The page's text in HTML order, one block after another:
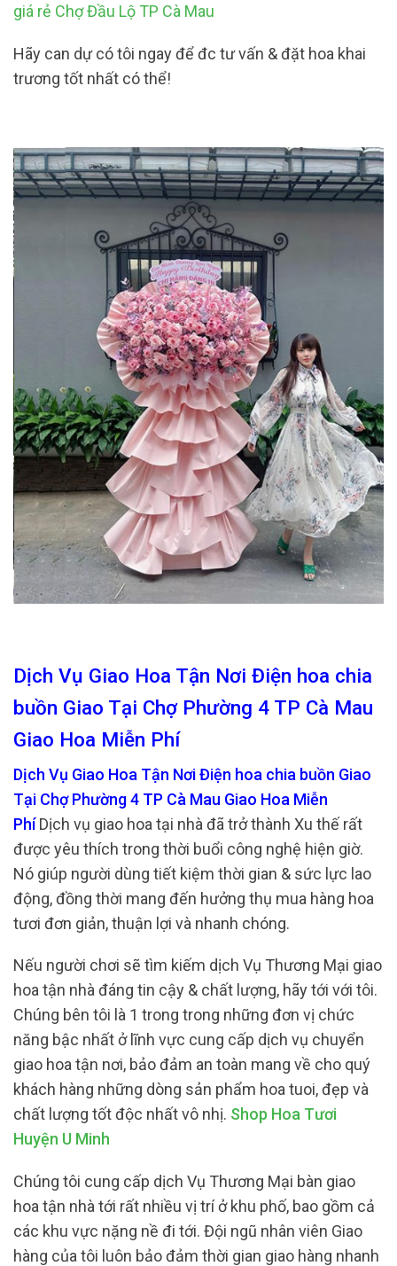
giá rẻ Chợ Đầu Lộ TP Cà Mau
Hãy can dự có tôi ngay để đc tư vấn & đặt hoa khai
trương tốt nhất có thể!
Dịch Vụ Giao Hoa Tận Nơi Điện hoa chia
buồn Giao Tại Chợ Phường 4 TP Cà Mau
Giao Hoa Miễn Phí
Dịch Vụ Giao Hoa Tận Nơi Điện hoa chia buồn Giao
Tại Chợ Phường 4 TP Cà Mau Giao Hoa Miễn
PhíDịch vụ giao hoa tại nhà đã trở thành Xu thế rất
được yêu thích trong thời buổi công nghệ hiện giờ.
Nó giúp người dùng tiết kiệm thời gian & sức lực lao
động, đồng thời mang đến hưởng thụ mua hàng hoa
tươi đơn giản, thuận lợi và nhanh chóng.
Nếu người chơi sẽ tìm kiếm dịch Vụ Thương Mại giao
hoa tận nhà đáng tin cậy & chất lượng, hãy tới với tôi.
Chúng bên tôi là 1 trong trong những đơn vị chức
năng bậc nhất ở lĩnh vực cung cấp dịch vụ chuyển
giao hoa tận nơi, bảo đảm an toàn mang về cho quý
khách hàng những dòng sản phẩm hoa tuoi, đẹp và
chất lượng tốt độc nhất vô nhị. Shop Hoa Tươi
Huyện U Minh
Chúng tôi cung cấp dịch Vụ Thương Mại bàn giao
hoa tận nhà tới rất nhiều vị trí ở khu phố, bao gồm cả
các khu vực nặng nề đi tới. Đội ngũ nhân viên Giao
hàng của tôi luôn bảo đảm thời gian giao hàng nhanh